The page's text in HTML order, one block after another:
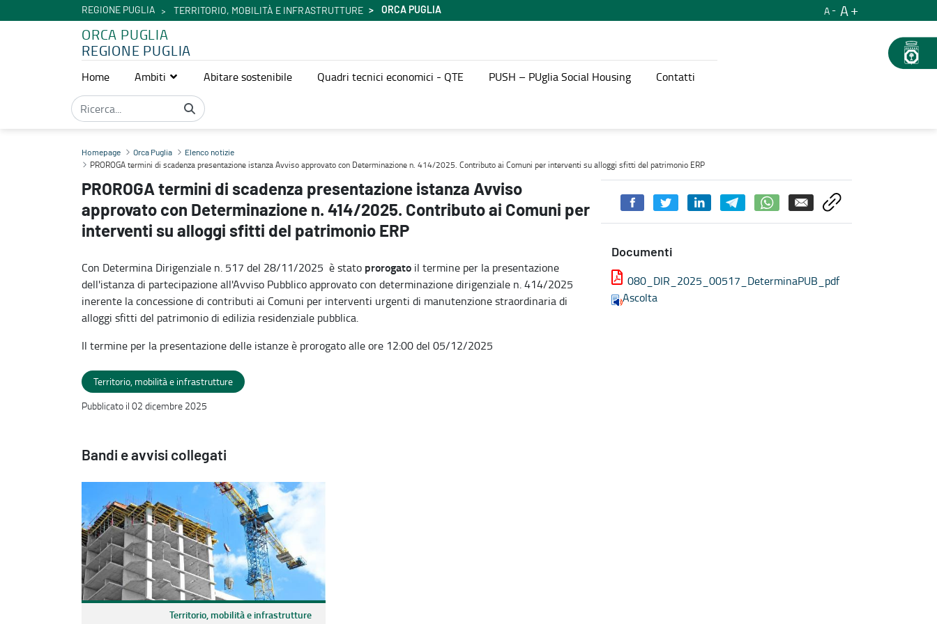
REGIONE PUGLIA TERRITORIO, MOBILITÀ E INFRASTRUTTURE ORCA PUGLIA A
A
ORCA PUGLIA
REGIONE PUGLIA
Home Ambiti Abitare sostenibile Quadri tecnici economici - QTE PUSH – PUglia Social Housing Contatti
PROROGA termini di scadenza presentazione istanza Avviso approvato con Determinazione n. 414/2025. Contributo ai Comuni per interventi su alloggi sfitti del patrimonio ERP - Orca Puglia
Homepage Orca Puglia Elenco notizie
PROROGA termini di scadenza presentazione istanza Avviso approvato con Determinazione n. 414/2025. Contributo ai Comuni per interventi su alloggi sfitti del patrimonio ERP
PROROGA termini di scadenza presentazione istanza Avviso
approvato con Determinazione n. 414/2025. Contributo ai Comuni per
interventi su alloggi sfitti del patrimonio ERP
Con Determina Dirigenziale n. 517 del 28/11/2025 è stato prorogato il termine per la presentazione
dell'istanza di partecipazione all'Avviso Pubblico approvato con determinazione dirigenziale n. 414/2025
inerente la concessione di contributi ai Comuni per interventi urgenti di manutenzione straordinaria di
alloggi sfitti del patrimonio di edilizia residenziale pubblica.
Il termine per la presentazione delle istanze è prorogato alle ore 12:00 del 05/12/2025
Documenti
080_DIR_2025_00517_DeterminaPUB_pdf
Ascolta
Territorio, mobilità e infrastrutture
Pubblicato il 02 dicembre 2025
Bandi e avvisi collegati
Territorio, mobilità e infrastrutture